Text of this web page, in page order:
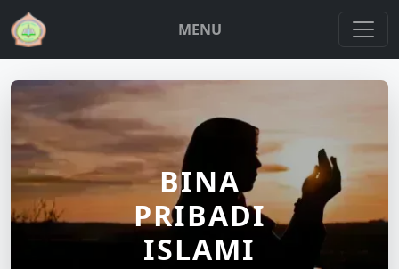
MENU
BINA
PRIBADI
ISLAMI